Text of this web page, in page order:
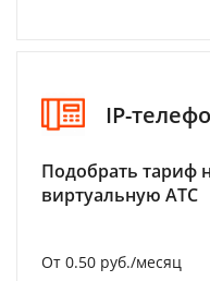
IP-
Подобрать тариф
виртуальную АТС
От 0.50 руб./месяц